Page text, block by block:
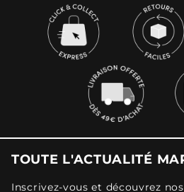
TOUTE L'ACTUALITÉ
Inscrivez-vous et découvrez